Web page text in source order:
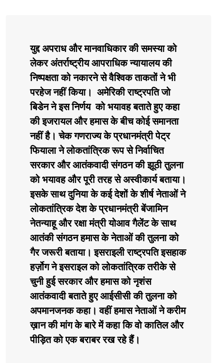
युद्द अपराध और मानवाधिकार की समस्या को
लेकर अंतर्राष्ट्रीय आपराधिक न्यायालय की
निष्पक्षता को नकारने से वैश्विक ताकतों ने भी
परहेज नहीं किया। अमेरिकी राष्ट्रपति जो
बिडेन ने इस निर्णय को भयावह बताते हुए कहा
की इजरायल और हमास के बीच कोई समानता
नहीं है। चेक गणराज्य के प्रधानमंत्री पेट्र
फियाला ने लोकतांत्रिक रूप से निर्वाचित
सरकार और आतंकवादी संगठन की झूठी तुलना
को भयावह और पूरी तरह से अस्वीकार्य बताया।
इसके साथ दुनिया के कई देशों के शीर्ष नेताओं ने
लोकतांत्रिक देश के प्रधानमंत्री बेंजामिन
नेतन्याहू और रक्षा मंत्री योआव गैलेंट के साथ
आतंकी संगठन हमास के नेताओं की तुलना को
गैर जरूरी बताया। इसराइली राष्ट्रपति इसहाक
हर्ज़ोग ने इसराइल को लोकतांत्रिक तरीके से
चुनी हुई सरकार और हमास को नृशंस
आतंकवादी बताते हुए आईसीसी की तुलना को
अपमानजनक कहा। वहीं हमास नेताओं ने करीम
ख़ान की मांग के बारे में कहा कि वो कातिल और
पीड़ित को एक बराबर रख रहे हैं।